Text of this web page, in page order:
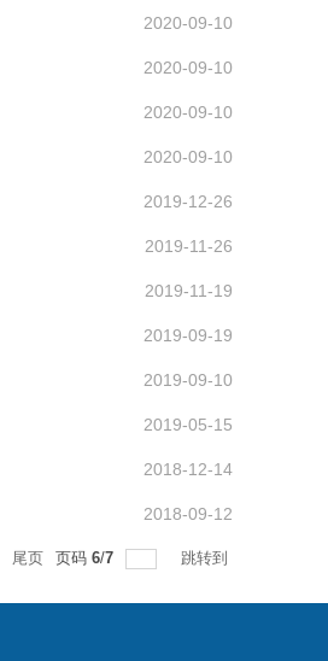
2020-09-10
2020-09-10
2020-09-10
2020-09-10
2019-12-26
2019-11-26
2019-11-19
2019-09-19
2019-09-10
2019-05-15
2018-12-14
2018-09-12
尾页 页码 6/7 跳转到